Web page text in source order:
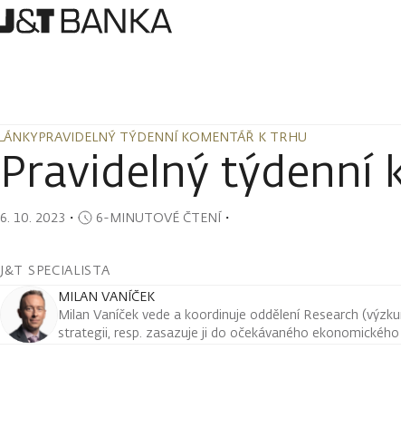
PRAVIDELNÝ TÝDENNÍ KOMENTÁŘ K TRHU
PRAVIDELNÝ TÝDENNÍ KOMENTÁŘ K TRHU
Pravidelný týdenní
6. 10. 2023 ・ 6-MINUTOVÉ ČTENÍ・
J&T SPECIALISTA
MILAN VANÍČEK
Milan Vaníček vede a koordinuje oddělení Research
strategii, resp. zasazuje ji do očekávaného